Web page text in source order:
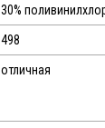
30%
498
отличная